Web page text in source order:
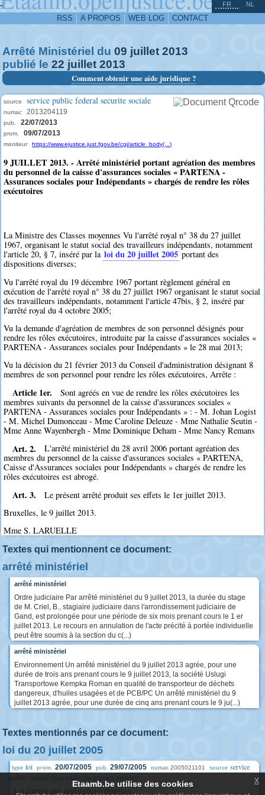
-
RSS A PROPOS WEB LOG CONTACT
FR NL
Arrêté Ministériel du 09 juillet 2013
publié le 22 juillet 2013
Comment obtenir une aide juridique ?
source service public federal securite sociale
numac 2013204119
pub. 22/07/2013
prom. 09/07/2013
moniteur https://www.ejustice.just.fgov.be/cgi/article_body(...)
9 JUILLET 2013. - Arrêté ministériel portant agréation des membres
du personnel de la caisse d'assurances sociales « PARTENA -
Assurances sociales pour Indépendants » chargés de rendre les rôles
exécutoires
La Ministre des Classes moyennes Vu l'arrêté royal n° 38 du 27 juillet
1967, organisant le statut social des travailleurs indépendants, notamment
l'article 20, § 7, inséré par la loi du 20 juillet 2005 portant des
dispositions diverses;
Vu l'arrêté royal du 19 décembre 1967 portant règlement général en
exécution de l'arrêté royal n° 38 du 27 juillet 1967 organisant le statut social
des travailleurs indépendants, notamment l'article 47bis, § 2, inséré par
l'arrêté royal du 4 octobre 2005;
Vu la demande d'agréation de membres de son personnel désignés pour
rendre les rôles exécutoires, introduite par la caisse d'assurances sociales «
PARTENA - Assurances sociales pour Indépendants » le 28 mai 2013;
Vu la décision du 21 février 2013 du Conseil d'administration désignant 8
membres de son personnel pour rendre les rôles exécutoires, Arrête :
Article 1er.
Sont agréés en vue de rendre les rôles exécutoires les
membres suivants du personnel de la caisse d'assurances sociales «
PARTENA - Assurances sociales pour Indépendants » : - M. Johan Logist
- M. Michel Dumonceau - Mme Caroline Deleuze - Mme Nathalie Seutin -
Mme Anne Wayenbergh - Mme Dominique Deham - Mme Nancy Remans
Art. 2.
L'arrêté ministériel du 28 avril 2006 portant agréation des
membres du personnel de la caisse d'assurances sociales « PARTENA,
Caisse d'Assurances sociales pour Indépendants » chargés de rendre les
rôles exécutoires est abrogé.
Art. 3.
Le présent arrêté produit ses effets le 1er juillet 2013.
Bruxelles, le 9 juillet 2013.
Mme S. LARUELLE
Textes qui mentionnent ce document:
arrêté ministériel
arrêté ministériel
Ordre judiciaire Par arrêté ministériel du 9 juillet 2013, la durée du stage
de M. Criel, B., stagiaire judiciaire dans l'arrondissement judiciaire de
Gand, est prolongée pour une période de six mois prenant cours le 1 er
juillet 2013. Le recours en annulation de l'acte précité à portée individuelle
peut être soumis à la section du c(...)
arrêté ministériel
Environnement Un arrêté ministériel du 9 juillet 2013 agrée, pour une
durée de trois ans prenant cours le 9 juillet 2013, la société Uslugi
Transportowe Kempka Roman en qualité de transporteur de déchets
dangereux, d'huiles usagées et de PCB/PC Un arrêté ministériel du 9
juillet 2013 agrée, pour une durée de cinq ans prenant cours le 9 ju(...)
Textes mentionnés par ce document:
loi du 20 juillet 2005
type loi prom. 20/07/2005 pub. 29/07/2005 numac 2005021101 source service
^
Etaamb.be utilise des cookies x